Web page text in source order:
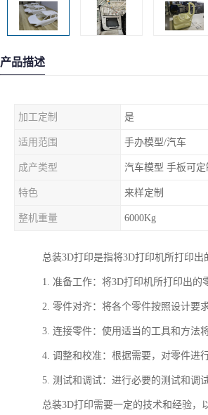
产品描述
加工定制 是
适用范围 手办模型/汽车
成产类型 汽车模型 手板可定
特色 来样定制
整机重量 6000Kg
总装3D打印是指将3D打印机所打印
1. 准备工作：将3D打印机所打印出的
2. 零件对齐：将各个零件按照设计要
3. 连接零件：使用适当的工具和方法
4. 调整和校准：根据需要，对零件进
5. 测试和调试：进行必要的测试和调
总装3D打印需要一定的技术和经验，